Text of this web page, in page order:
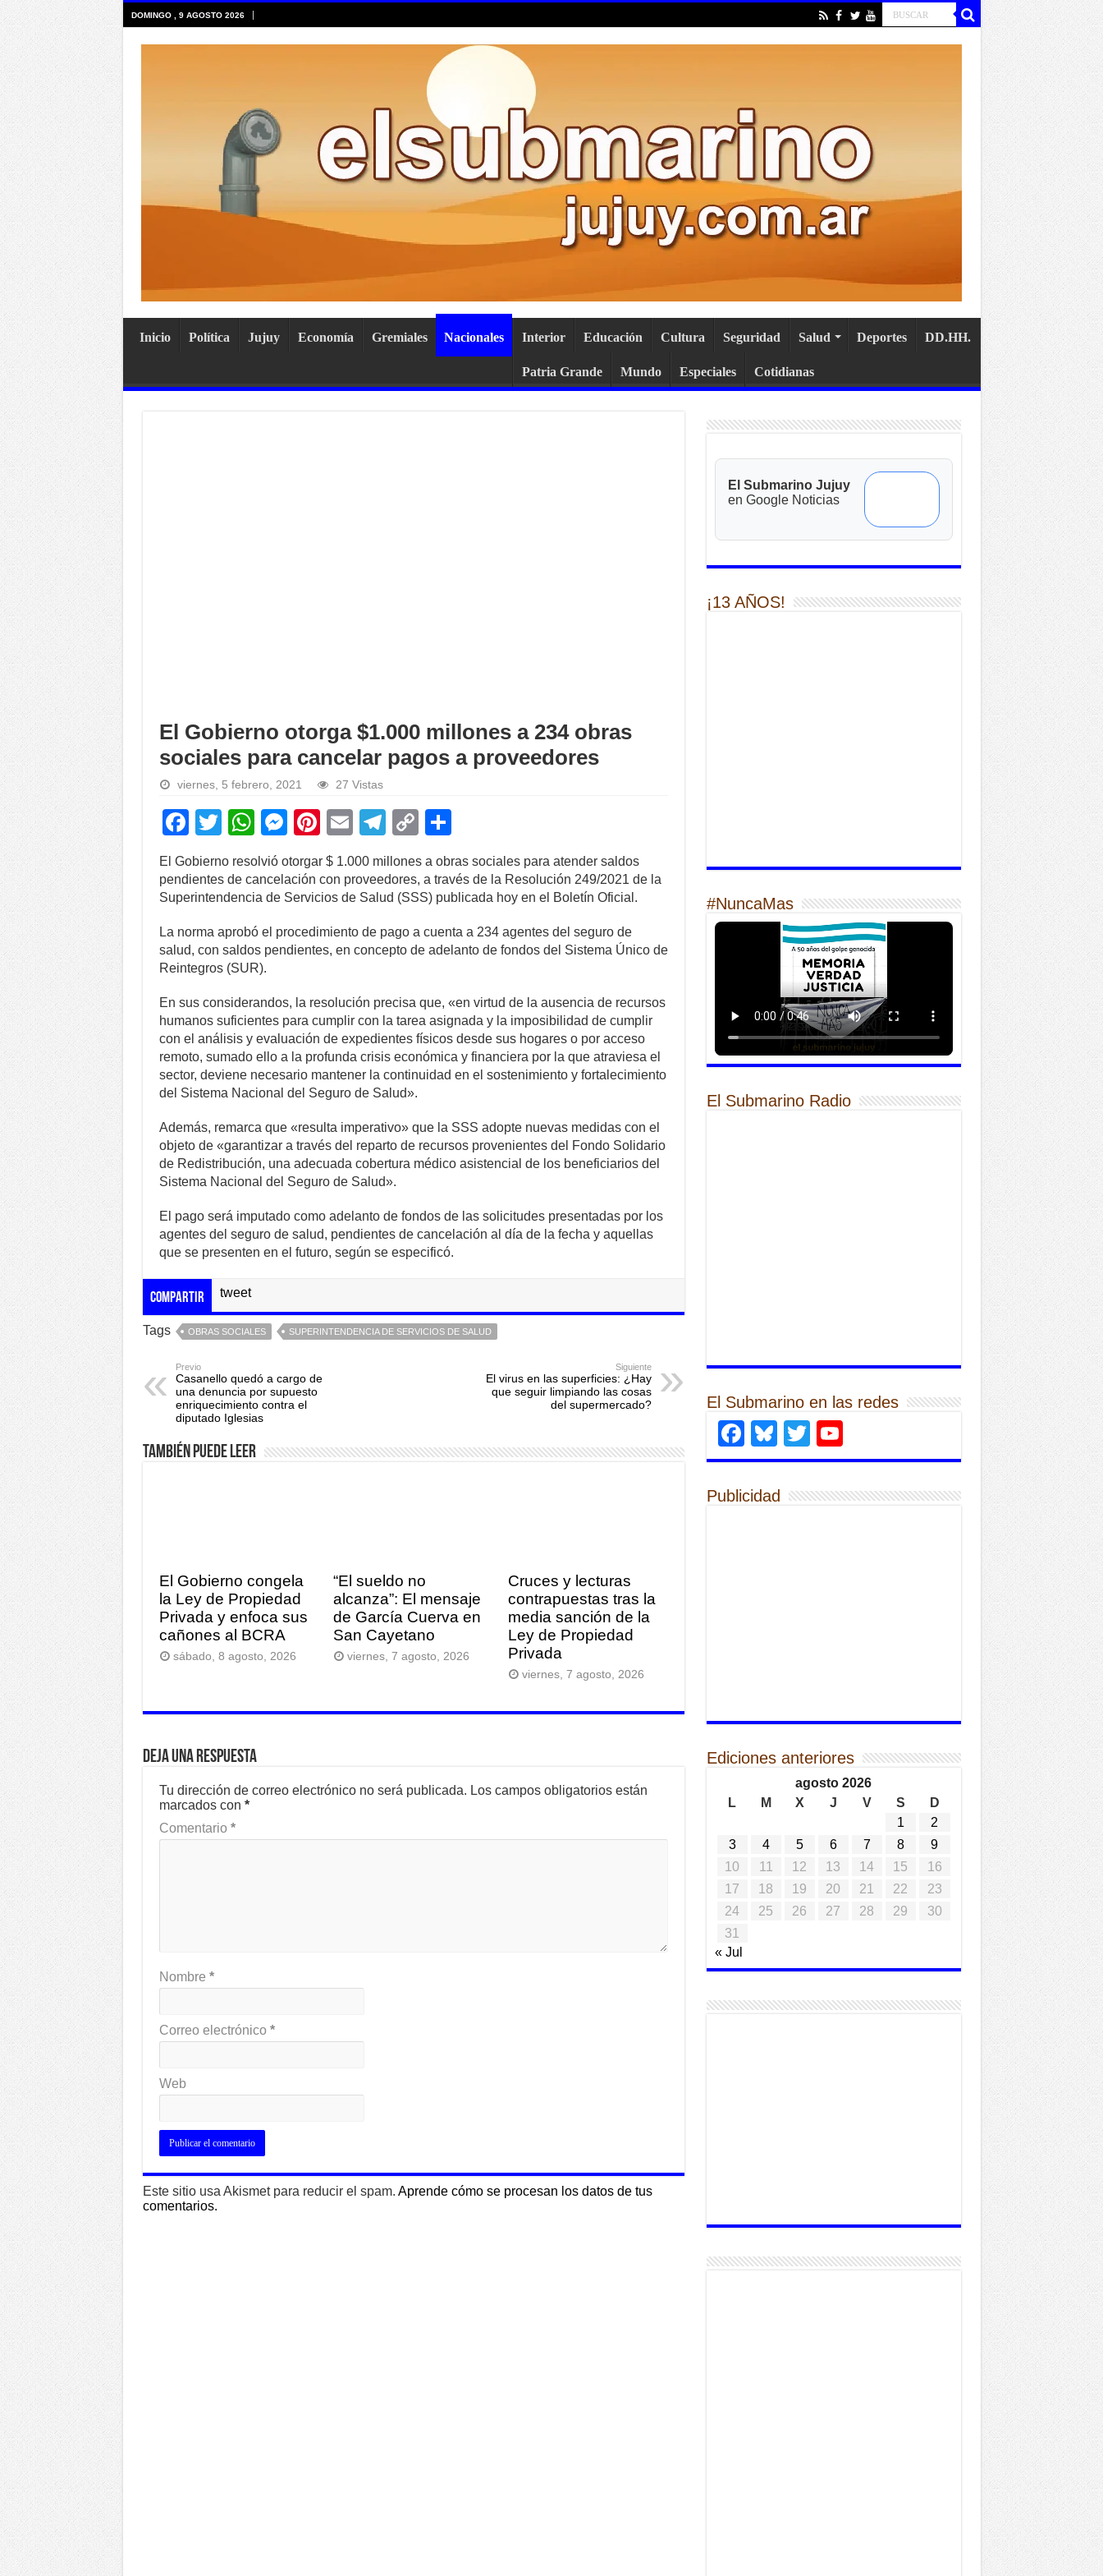
DOMINGO , 9 AGOSTO 2026
Inicio Política Jujuy Economía Gremiales Nacionales Interior Educación Cultura Seguridad Salud Deportes DD.HH.
Patria Grande Mundo Especiales Cotidianas
El Gobierno otorga $1.000 millones a 234 obras
sociales para cancelar pagos a proveedores
viernes, 5 febrero, 2021 27 Vistas
F
a
c
e
b
o
o
k
T
tt
er
W
h
at
s
A
p
p
M
e
ss
e
n
g
Pi
nt
er
e
st
E
m
ail
T
el
e
gr
a
m
C
p
y
Li
n
ar
e
El Gobierno resolvió otorgar $ 1.000 millones a obras sociales para atender saldos
pendientes de cancelación con proveedores, a través de la Resolución 249/2021 de la
Superintendencia de Servicios de Salud (SSS) publicada hoy en el Boletín Oficial.
La norma aprobó el procedimiento de pago a cuenta a 234 agentes del seguro de
salud, con saldos pendientes, en concepto de adelanto de fondos del Sistema Único de
Reintegros (SUR).
En sus considerandos, la resolución precisa que, «en virtud de la ausencia de recursos
humanos suficientes para cumplir con la tarea asignada y la imposibilidad de cumplir
con el análisis y evaluación de expedientes físicos desde sus hogares o por acceso
remoto, sumado ello a la profunda crisis económica y financiera por la que atraviesa el
sector, deviene necesario mantener la continuidad en el sostenimiento y fortalecimiento
del Sistema Nacional del Seguro de Salud».
Además, remarca que «resulta imperativo» que la SSS adopte nuevas medidas con el
objeto de «garantizar a través del reparto de recursos provenientes del Fondo Solidario
de Redistribución, una adecuada cobertura médico asistencial de los beneficiarios del
Sistema Nacional del Seguro de Salud».
El pago será imputado como adelanto de fondos de las solicitudes presentadas por los
agentes del seguro de salud, pendientes de cancelación al día de la fecha y aquellas
que se presenten en el futuro, según se especificó.
Compartir tweet
Tags OBRAS SOCIALES SUPERINTENDENCIA DE SERVICIOS DE SALUD
Previo
Casanello quedó a cargo de
una denuncia por supuesto
enriquecimiento contra el
diputado Iglesias
Siguiente
El virus en las superficies: ¿Hay
que seguir limpiando las cosas
del supermercado?
También puede leer
El Gobierno congela
la Ley de Propiedad
Privada y enfoca sus
cañones al BCRA
sábado, 8 agosto, 2026
“El sueldo no
alcanza”: El mensaje
de García Cuerva en
San Cayetano
viernes, 7 agosto, 2026
Cruces y lecturas
contrapuestas tras la
media sanción de la
Ley de Propiedad
Privada
viernes, 7 agosto, 2026
Deja una respuesta
Tu dirección de correo electrónico no será publicada. Los campos obligatorios están
marcados con *
Comentario *
Nombre *
Correo electrónico *
Web
Este sitio usa Akismet para reducir el spam. Aprende cómo se procesan los datos de tus
comentarios.
El Submarino Jujuy
en Google Noticias
¡13 AÑOS!
#NuncaMas
El Submarino Radio
El Submarino en las redes
Facebook
Bluesky
Twitter
Publicidad
Ediciones anteriores
agosto 2026
L
M X J V S
D
1
2
3
4 5 6 7 8
9
10
11 12 13 14 15
16
17
18 19 20 21 22
23
24
25 26 27 28 29
30
31
« Jul